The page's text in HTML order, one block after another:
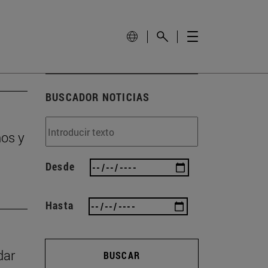
y
BUSCADOR NOTICIAS
Desde
Hasta
BUSCAR